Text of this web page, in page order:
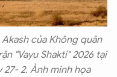
của Không quân
"Vayu Shakti" 2026 tại
2. Ảnh minh họa